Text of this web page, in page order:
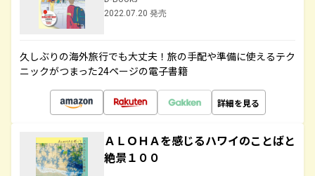
2022.07.20 発売
久しぶりの海外旅行でも大丈夫！旅の手配や準備に使えるテク
ニックがつまった24ページの電子書籍
詳細を見る
ＡＬＯＨＡを感じるハワイのことばと
絶景１００